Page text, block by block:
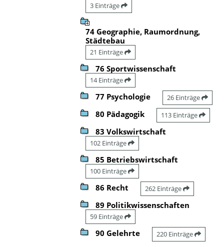
3 Einträge
74 Geographie, Raumordnung,
Städtebau
21 Einträge
76 Sportwissenschaft
14 Einträge
77 Psychologie 26 Einträge
80 Pädagogik 113 Einträge
83 Volkswirtschaft
102 Einträge
85 Betriebswirtschaft
100 Einträge
86 Recht 262 Einträge
89 Politikwissenschaften
59 Einträge
90 Gelehrte 220 Einträge